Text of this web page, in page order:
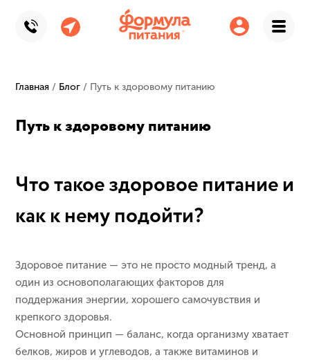
Главная / Блог / Путь к здоровому питанию
Путь к здоровому питанию
Что такое здоровое питание и
как к нему подойти?
Здоровое питание — это не просто модный тренд, а
один из основополагающих факторов для
поддержания энергии, хорошего самочувствия и
крепкого здоровья.
Основной принцип — баланс, когда организму хватает
белков, жиров и углеводов, а также витаминов и